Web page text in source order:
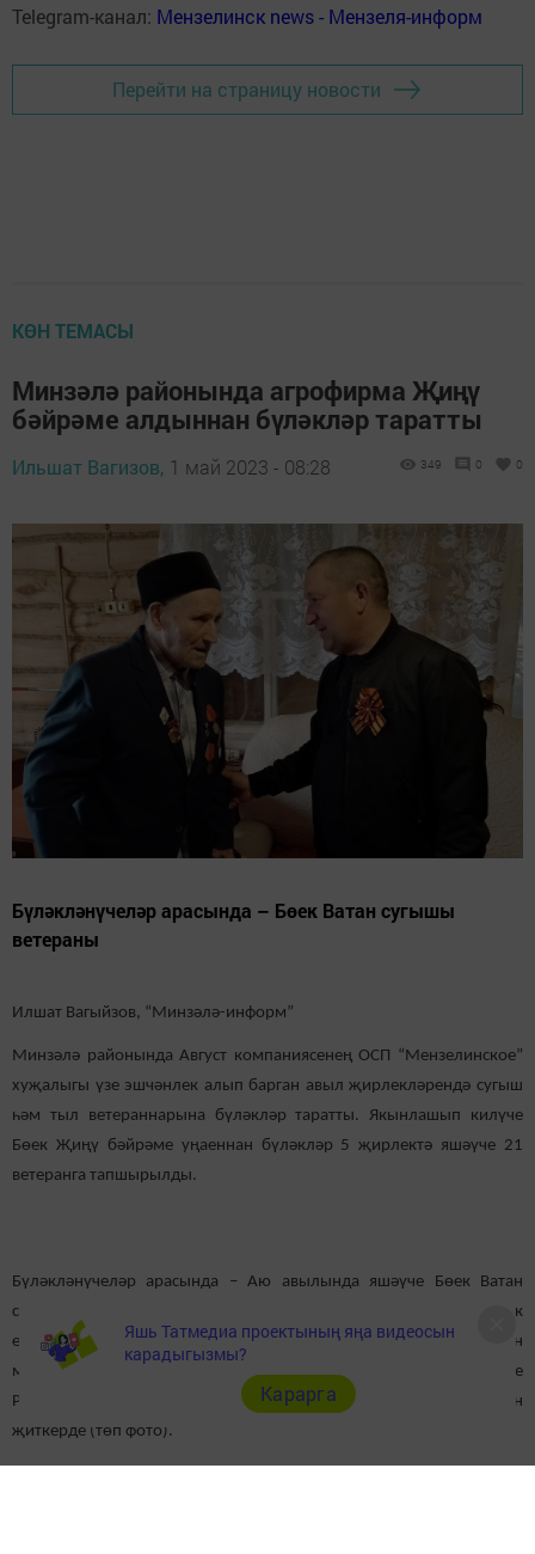
Telegram-канал: Мензелинск news - Мензеля-информ
Перейти на страницу новости
КӨН ТЕМАСЫ
Минзәлә районында агрофирма Җиңү
бәйрәме алдыннан бүләкләр таратты
Ильшат Вагизов, 1 май 2023 - 08:28 349 0 0
Бүләкләнүчеләр арасында – Бөек Ватан сугышы
ветераны
Илшат Вагыйзов, “Минзәлә-информ”
Минзәлә районында Август компаниясенең ОСП “Мензелинское”
хуҗалыгы үзе эшчәнлек алып барган авыл җирлекләрендә сугыш
һәм тыл ветераннарына бүләкләр таратты. Якынлашып килүче
Бөек Җиңү бәйрәме уңаеннан бүләкләр 5 җирлектә яшәүче 21
ветеранга тапшырылды.
Бүләкләнүчеләр арасында – Аю авылында яшәүче Бөек Ватан
сугышы ветераны 97 яшьлек Хәсән Гатауллин. Сугыштан соң озак
еллар дәвамында авыл мәктәбенең директоры булып эшләгән
мөхтәрәм шәхесне ОСП “Мензелинское” хуҗалыгы җитәкчесе
Рөстәм Исламов шәхсән үзе котлап, аңа иң якты теләкләрен
җиткерде (төп фото).
Яшь Татмедиа проектының яңа видеосын
карадыгызмы?
Карарга